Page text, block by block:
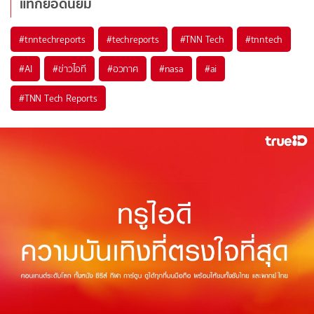
#tnntechreports #techreports #TNN Tech #tnntech
#AI #ข่าวไอที #อวกาศ #nasa #ai
#TNN Tech Reports